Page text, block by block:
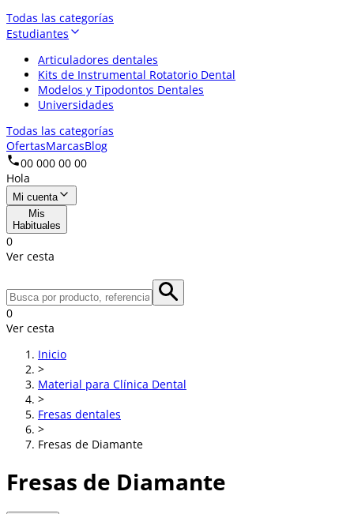
Todas las categorías
Estudiantes
Articuladores dentales
Kits de Instrumental Rotatorio Dental
Modelos y Tipodontos Dentales
Universidades
Todas las categorías
OfertasMarcasBlog
00 000 00 00
Hola
Mi cuenta
Mis
Habituales
0
Ver cesta
0
Ver cesta
Inicio
>
Material para Clínica Dental
>
Fresas dentales
>
Fresas de Diamante
Fresas de Diamante